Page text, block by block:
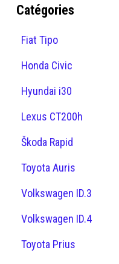
Catégories
Fiat Tipo
Honda Civic
Hyundai i30
Lexus CT200h
Škoda Rapid
Toyota Auris
Volkswagen ID.3
Volkswagen ID.4
Toyota Prius